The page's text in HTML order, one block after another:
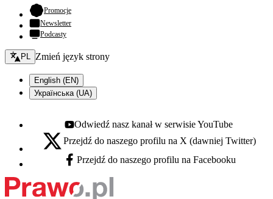
Promocje- otwiera się w nowej karcie
Newsletter
Podcasty
Zmień język - bieżący:
PL Zmień język strony
English (EN)
Українська (UA)
Youtube - otwiera się w nowej karcie
Odwiedź nasz kanał w serwisie YouTube
X - otwiera się w nowej karcie
Przejdź do naszego profilu na X (dawniej Twitter)
Facebook - otwiera się w nowej karcie
Przejdź do naszego profilu na Facebooku